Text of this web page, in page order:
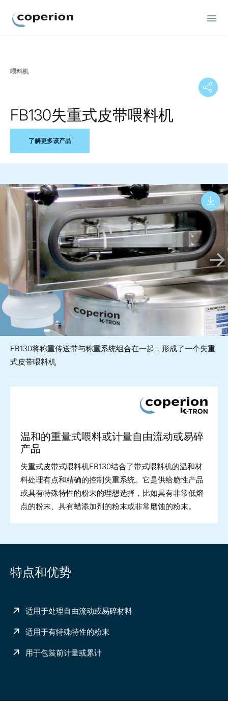
喂料机
FB130失重式皮带喂料机
了解更多该产品
FB130将称重传送带与称重系统组合在一起，形成了一个失重
式皮带喂料机
温和的重量式喂料或计量自由流动或易碎
产品
失重式皮带式喂料机FB130结合了带式喂料机的温和材
料处理有点和精确的控制失重系统。它是供给脆性产品
或具有特殊特性的粉末的理想选择，比如具有非常低熔
点的粉末、具有蜡添加剂的粉末或非常磨蚀的粉末。
特点和优势
适用于处理自由流动或易碎材料
适用于有特殊特性的粉末
用于包装前计量或累计